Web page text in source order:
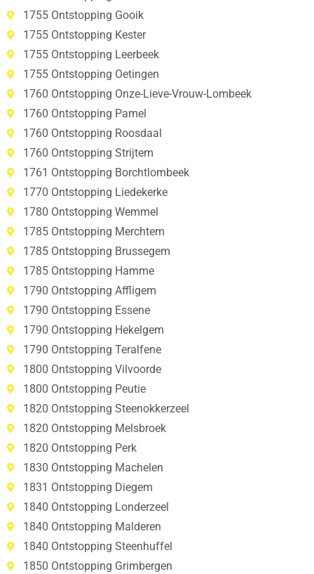
1755 Ontstopping Gooik
1755 Ontstopping Kester
1755 Ontstopping Leerbeek
1755 Ontstopping Oetingen
1760 Ontstopping Onze-Lieve-Vrouw-Lombeek
1760 Ontstopping Pamel
1760 Ontstopping Roosdaal
1760 Ontstopping Strijtem
1761 Ontstopping Borchtlombeek
1770 Ontstopping Liedekerke
1780 Ontstopping Wemmel
1785 Ontstopping Merchtem
1785 Ontstopping Brussegem
1785 Ontstopping Hamme
1790 Ontstopping Affligem
1790 Ontstopping Essene
1790 Ontstopping Hekelgem
1790 Ontstopping Teralfene
1800 Ontstopping Vilvoorde
1800 Ontstopping Peutie
1820 Ontstopping Steenokkerzeel
1820 Ontstopping Melsbroek
1820 Ontstopping Perk
1830 Ontstopping Machelen
1831 Ontstopping Diegem
1840 Ontstopping Londerzeel
1840 Ontstopping Malderen
1840 Ontstopping Steenhuffel
1850 Ontstopping Grimbergen